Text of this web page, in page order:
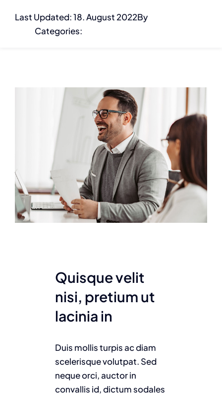
InhaltLast Updated: 18. August 2022By
Categories:
Quisque velit
nisi, pretium ut
lacinia in
Duis mollis turpis ac diam
scelerisque volutpat. Sed
neque orci, auctor in
convallis id, dictum sodales